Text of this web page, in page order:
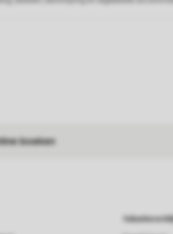
boeken
Vakantieverblijf